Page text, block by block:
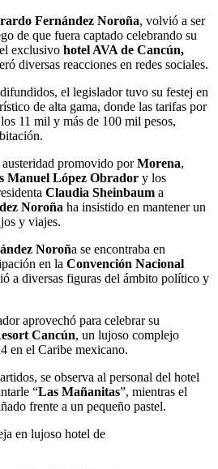
Fernández Noroña, volvió a ser
de que fuera captado celebrando su
exclusivo hotel AVA de Cancún,
diversas reacciones en redes sociales.
el legislador tuvo su festej en
de alta gama, donde las tarifas por
11 mil y más de 100 mil pesos,
austeridad promovido porMorena,
Manuel López Obrador y los
Claudia Sheinbaum a
Noroña ha insistido en mantener un
y viajes.
Noroña se encontraba en
en la Convención Nacional
a diversas figuras del ámbito político y
aprovechó para celebrar su
Cancún, un lujoso complejo
en el Caribe mexicano.
se observa al personal del hotel
“Las Mañanitas”, mientras el
frente a un pequeño pastel.
en lujoso hotel de